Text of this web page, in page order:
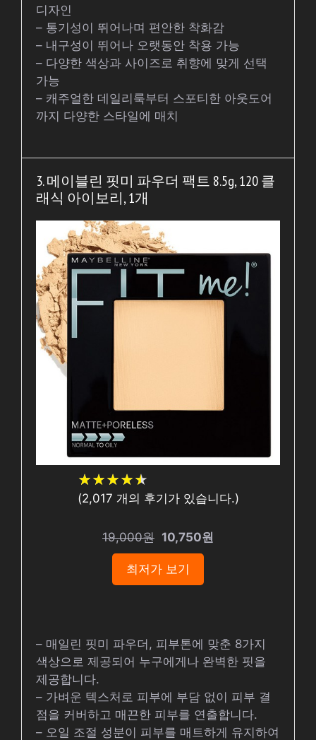
디자인
– 통기성이 뛰어나며 편안한 착화감
– 내구성이 뛰어나 오랫동안 착용 가능
– 다양한 색상과 사이즈로 취향에 맞게 선택
가능
– 캐주얼한 데일리룩부터 스포티한 아웃도어
까지 다양한 스타일에 매치
3. 메이블린 핏미 파우더 팩트 8.5g, 120 클
래식 아이보리, 1개
★★★★★
★★★★★
(2,017 개의 후기가 있습니다.)
19,000원 10,750원
최저가 보기
– 매일린 핏미 파우더, 피부톤에 맞춘 8가지
색상으로 제공되어 누구에게나 완벽한 핏을
제공합니다.
– 가벼운 텍스처로 피부에 부담 없이 피부 결
점을 커버하고 매끈한 피부를 연출합니다.
– 오일 조절 성분이 피부를 매트하게 유지하여